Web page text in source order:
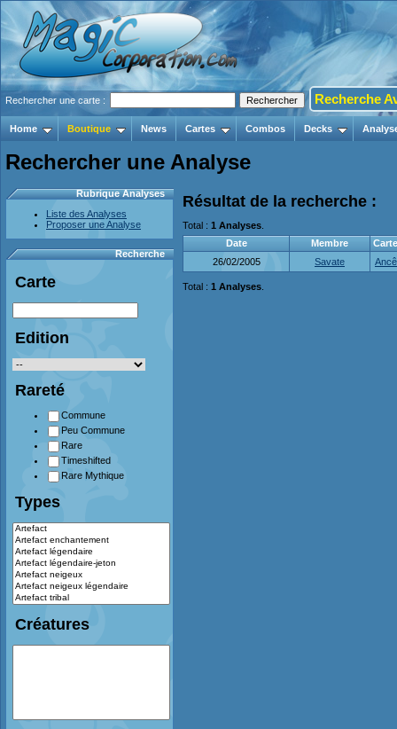
Rechercher une carte : Recherche
Home Boutique News Cartes Combos Decks
Rechercher une Analyse
Rubrique Analyses
Liste des Analyses
Proposer une Analyse
Recherche
Carte
Edition
Rareté
Commune
Peu Commune
Rare
Timeshifted
Rare Mythique
Types
Créatures
Résultat de la recherche :
Total : 1 Analyses
Date
Membre
26/02/2005
Savate
Total : 1 Analyses